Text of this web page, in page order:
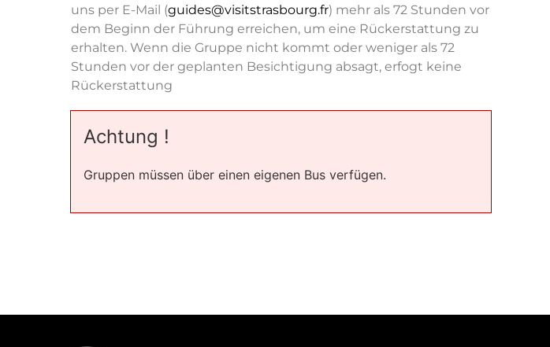
uns per E-Mail (guides@visitstrasbourg.fr) mehr als 72 Stunden vor
dem Beginn der Führung erreichen, um eine Rückerstattung zu
erhalten. Wenn die Gruppe nicht kommt oder weniger als 72
Stunden vor der geplanten Besichtigung absagt, erfogt keine
Rückerstattung
Achtung !
Gruppen müssen über einen eigenen Bus verfügen.